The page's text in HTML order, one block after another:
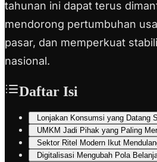
tahunan ini dapat terus
mendorong pertumbuhan
pasar, dan memperkuat
nasional.
Daftar Isi
Lonjakan Konsumsi yang Datang
UMKM Jadi Pihak yang Paling
Sektor Ritel Modern Ikut
Digitalisasi Mengubah Pola